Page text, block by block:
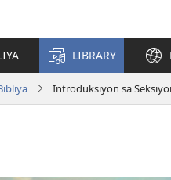
LIBRARY
Introduksiyon sa